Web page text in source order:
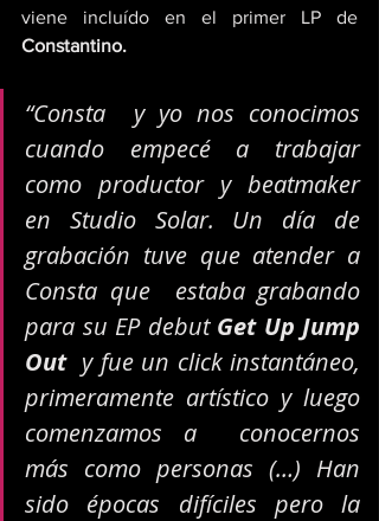
Constantino.
“Consta  y yo nos conocimos
cuando empecé a trabajar
como productor y beatmaker
en Studio Solar. Un día de
grabación tuve que atender a
Consta que  estaba grabando
para su EP debut Get Up Jump
Out
  y fue un click instantáneo,
primeramente artístico y luego
comenzamos a  conocernos
más como personas (…) Han
sido épocas difíciles pero la